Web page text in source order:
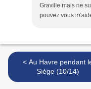
Graville mais ne
pouvez vous
< Au Havre pendant le
Siège (10/14)